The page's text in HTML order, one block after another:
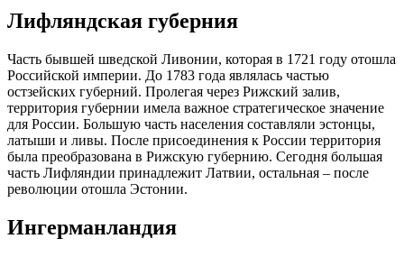
Лифляндская губерния
Часть бывшей шведской Ливонии, которая в 1721 году отошла
Российской империи. До 1783 года являлась частью
остзейских губерний. Пролегая через Рижский залив,
территория губернии имела важное стратегическое значение
для России. Большую часть населения составляли эстонцы,
латыши и ливы. После присоединения к России территория
была преобразована в Рижскую губернию. Сегодня большая
часть Лифляндии принадлежит Латвии, остальная – после
революции отошла Эстонии.
Ингерманландия